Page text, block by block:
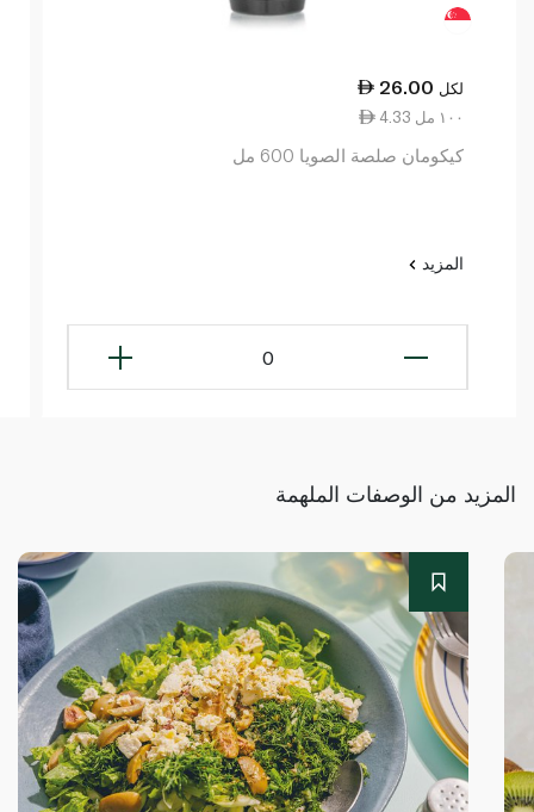
26.00 لكل
4.33 ١٠٠ مل
كيكومان صلصة الصويا 600 مل
المزيد
0
المزيد من الوصفات الملهمة